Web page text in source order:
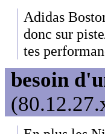
Adidas
donc sur
tes
besoin